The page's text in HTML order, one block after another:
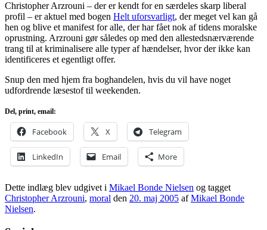
Christopher Arzrouni – der er kendt for en særdeles skarp liberal
profil – er aktuel med bogen Helt uforsvarligt, der meget vel kan gå
hen og blive et manifest for alle, der har fået nok af tidens moralske
oprustning. Arzrouni gør således op med den allestedsnærværende
trang til at kriminalisere alle typer af hændelser, hvor der ikke kan
identificeres et egentligt offer.
Snup den med hjem fra boghandelen, hvis du vil have noget
udfordrende læsestof til weekenden.
Del, print, email:
Facebook X Telegram
LinkedIn Email More
Dette indlæg blev udgivet i Mikael Bonde Nielsen og tagget
Christopher Arzrouni, moral den 20. maj 2005 afMikael Bonde
Nielsen.